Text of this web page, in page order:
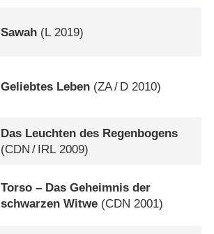
Sawah (L 2019)
Geliebtes Leben (ZA/ D 2010)
Das Leuchten des Regenbogens
(CDN / IRL 2009)
Torso – Das Geheimnis der
schwarzen Witwe (CDN 2001)